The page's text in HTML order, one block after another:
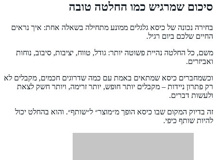
סיכום שמרגיש כמו החלטה טובה
בחירה נכונה של כיסא גלגלים ממונע מתחילה בשאלה אחת: איך נראים
החיים שלכם ביום רגיל.
משם, כל החלטה נהיית פשוטה יותר: גודל, טווח, יציבות, סיבוב, נוחות
ואביזרים.
וכשמחברים כיסא שמתאים באמת עם כמה שדרוגים חכמים, מקבלים לא
רק פתרון ניידות – מקבלים יותר חופש, יותר זרימה, ויותר חשק לצאת
ולעשות דברים.
זה בדיוק המקום שבו כיסא הופך מ״מוצר״ ל״שותף״. והוא בהחלט יכול
להיות שותף כיפי.